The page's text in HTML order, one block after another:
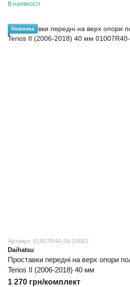
В наявності
Новинка
Артикул: 01007R40-S8-DAI02
Daihatsu
Проставки передні на верх опори
Terios II (2006-2018) 40 мм
1 270 грн/комплект